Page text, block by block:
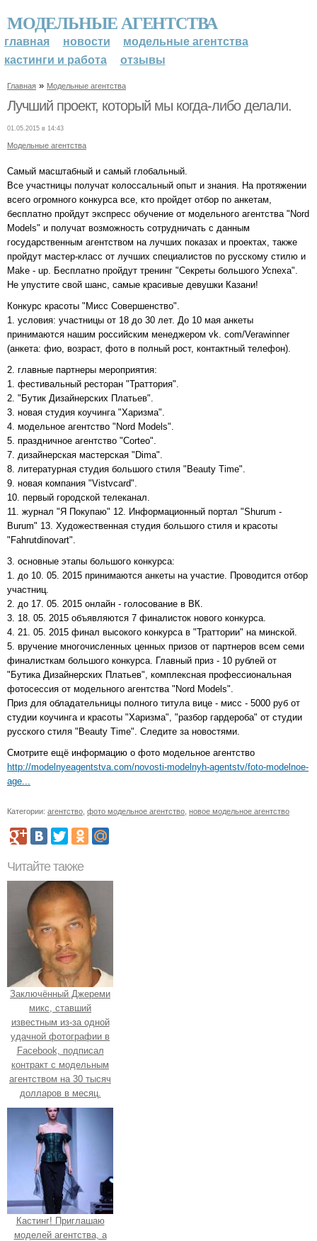
МОДЕЛЬНЫЕ АГЕНТСТВА
главная новости
модельные агентства
кастинги и работа
отзывы
Главная » Модельные агентства
Лучший проект, который мы когда-либо делали.
01.05.2015 в 14:43
Модельные агентства
Самый масштабный и самый глобальный.
Все участницы получат колоссальный опыт и знания. На протяжении
всего огромного конкурса все, кто пройдет отбор по анкетам,
бесплатно пройдут экспресс обучение от модельного агентства "Nord
Models" и получат возможность сотрудничать с данным
государственным агентством на лучших показах и проектах, также
пройдут мастер-класс от лучших специалистов по русскому стилю и
Make - up. Бесплатно пройдут тренинг "Секреты большого Успеха".
Не упустите свой шанс, самые красивые девушки Казани!
Конкурс красоты "Мисс Совершенство".
1. условия: участницы от 18 до 30 лет. До 10 мая анкеты
принимаются нашим российским менеджером vk. com/Verawinner
(анкета: фио, возраст, фото в полный рост, контактный телефон).
2. главные партнеры мероприятия:
1. фестивальный ресторан "Траттория".
2. "Бутик Дизайнерских Платьев".
3. новая студия коучинга "Харизма".
4. модельное агентство "Nord Models".
5. праздничное агентство "Corteo".
7. дизайнерская мастерская "Dima".
8. литературная студия большого стиля "Beauty Time".
9. новая компания "Vistvcard".
10. первый городской телеканал.
11. журнал "Я Покупаю" 12. Информационный портал "Shurum -
Burum" 13. Художественная студия большого стиля и красоты
"Fahrutdinovart".
3. основные этапы большого конкурса:
1. до 10. 05. 2015 принимаются анкеты на участие. Проводится отбор
участниц.
2. до 17. 05. 2015 онлайн - голосование в ВК.
3. 18. 05. 2015 объявляются 7 финалисток нового конкурса.
4. 21. 05. 2015 финал высокого конкурса в "Траттории" на минской.
5. вручение многочисленных ценных призов от партнеров всем семи
финалисткам большого конкурса. Главный приз - 10 рублей от
"Бутика Дизайнерских Платьев", комплексная профессиональная
фотосессия от модельного агентства "Nord Models".
Приз для обладательницы полного титула вице - мисс - 5000 руб от
студии коучинга и красоты "Харизма", "разбор гардероба" от студии
русского стиля "Beauty Time". Следите за новостями.
Смотрите ещё информацию о фото модельное агентство
http://modelnyeagentstva.com/novosti-modelnyh-agentstv/foto-modelnoe-
age...
Категории: агентство фото модельное агентство новое модельное агентство
Читайте также
Заключённый Джереми
микс, ставший
известным из-за одной
удачной фотографии в
Facebook, подписал
контракт с модельным
агентством на 30 тысяч
долларов в месяц.
Кастинг! Приглашаю
моделей агентства, а